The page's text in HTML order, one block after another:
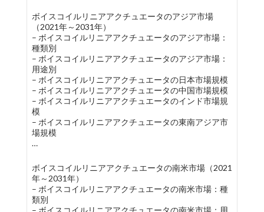
ボイスコイルリニアアクチュエータのアジア市場
（2021年～2031年）
– ボイスコイルリニアアクチュエータのアジア市場：
種類別
– ボイスコイルリニアアクチュエータのアジア市場：
用途別
– ボイスコイルリニアアクチュエータの日本市場規模
– ボイスコイルリニアアクチュエータの中国市場規模
– ボイスコイルリニアアクチュエータのインド市場規
模
– ボイスコイルリニアアクチュエータの東南アジア市
場規模
…
ボイスコイルリニアアクチュエータの南米市場（2021
年～2031年）
– ボイスコイルリニアアクチュエータの南米市場：種
類別
– ボイスコイルリニアアクチュエータの南米市場：用